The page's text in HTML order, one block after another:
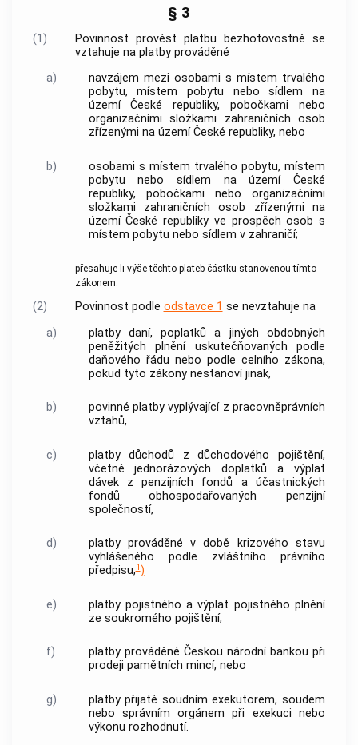
§ 3
(1)
Povinnost provést platbu bezhotovostně se
vztahuje na platby prováděné
a)
navzájem mezi osobami s místem trvalého
pobytu, místem pobytu nebo sídlem na
území České republiky, pobočkami nebo
organizačními složkami zahraničních osob
zřízenými na území České republiky, nebo
b)
osobami s místem trvalého pobytu, místem
pobytu nebo sídlem na území České
republiky, pobočkami nebo organizačními
složkami zahraničních osob zřízenými na
území České republiky ve prospěch osob s
místem pobytu nebo sídlem v zahraničí;
přesahuje-li výše těchto plateb částku stanovenou tímto
zákonem.
(2) Povinnost podle odstavce 1 se nevztahuje na
a)
platbydaní, poplatků a jiných obdobných
peněžitých plnění uskutečňovaných podle
daňového řádu nebo podle celního zákona,
pokud tyto zákony nestanoví jinak,
b)
povinné platby vyplývající z pracovněprávních
vztahů,
c)
platby důchodů z důchodového pojištění,
včetně jednorázových doplatků a výplat
dávek z penzijních fondů a účastnických
fondů obhospodařovaných penzijní
společností,
d)
platby prováděné v době krizového stavu
vyhlášeného podle zvláštního právního
předpisu,1)
e) platbypojistného a výplat pojistného plnění
ze soukromého pojištění,
f) platbyprováděné Českou národní bankou při
prodeji pamětních mincí, nebo
g) platbypřijaté soudním exekutorem, soudem
nebo správním orgánem při exekuci nebo
výkonu rozhodnutí.